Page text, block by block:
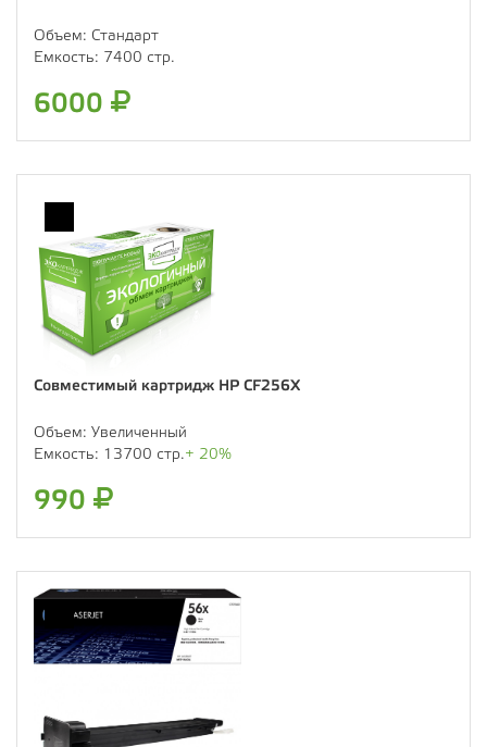
Объем: Стандарт
Емкость:
7400 стр.
6000
Совместимый картридж HP CF256X
Объем: Увеличенный
Емкость: 13700 стр.+ 20%
990